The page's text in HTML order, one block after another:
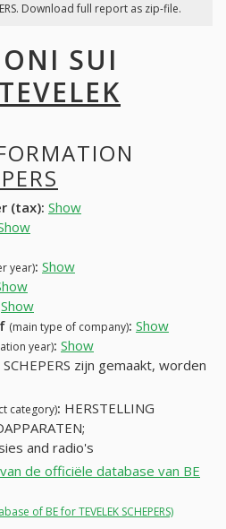
Download full report as zip-file.
SUI
TEVELEK
(tax): Show
year): Show
Show
(main type of company): Show
year): Show
zijn gemaakt, worden
category): HERSTELLING
and radio's
de officiële database van BE
of BE for TEVELEK SCHEPERS)